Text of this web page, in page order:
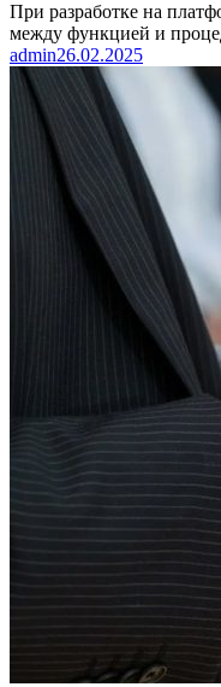
При разработке на
между функцией и
admin26.02.2025